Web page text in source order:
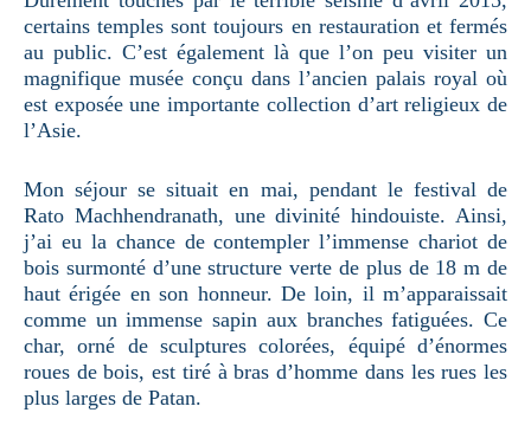
certains temples sont toujours en restauration et fermés
au public. C’est également là que l’on peu visiter un
magnifique musée conçu dans l’ancien palais royal où
est exposée une importante collection d’art religieux de
l’Asie.
Mon séjour se situait en mai, pendant le festival de
Rato Machhendranath, une divinité hindouiste. Ainsi,
j’ai eu la chance de contempler l’immense chariot de
bois surmonté d’une structure verte de plus de 18 m de
haut érigée en son honneur. De loin, il m’apparaissait
comme un immense sapin aux branches fatiguées. Ce
char, orné de sculptures colorées, équipé d’énormes
roues de bois, est tiré à bras d’homme dans les rues les
plus larges de Patan.